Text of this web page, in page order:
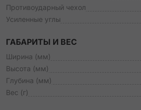
Противоударный чехол
Усиленные углы
ГАБАРИТЫ И ВЕС
Ширина (мм)
Высота (мм)
Глубина (мм)
Вес (г)